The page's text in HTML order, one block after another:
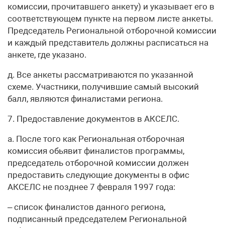
комиссии, прочитавшего анкету) и указывает его в
соответствующем пункте на первом листе анкеты.
Председатель Региональной отборочной комиссии
и каждый представитель должны расписаться на
анкете, где указано.
д. Все анкеты рассматриваются по указанной
схеме. Участники, получившие самый высокий
балл, являются финалистами региона.
7. Предоставление документов в АКСЕЛС.
а. После того как Региональная отборочная
комиссия обьявит финалистов программы,
председатель отборочной комиссии должен
предоставить следующие документы в офис
АКСЕЛС не позднее 7 февраля 1997 года:
– список финалистов данного региона,
подписанный председателем Региональной